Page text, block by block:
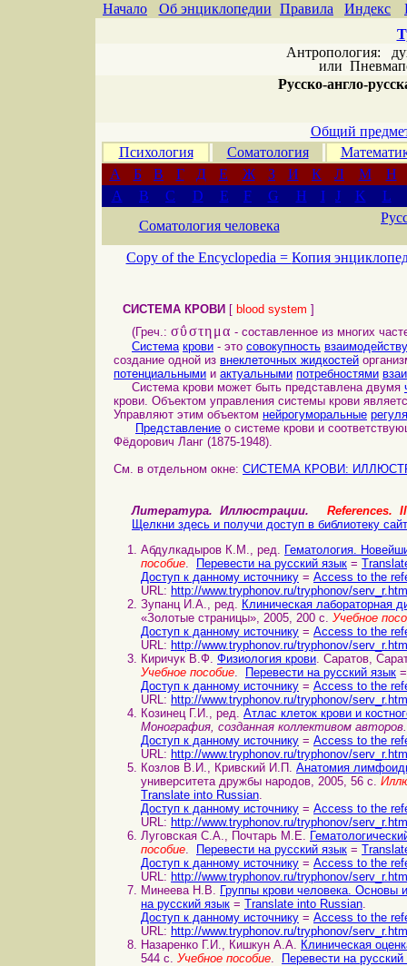
Начало Об энциклопедии Правила Индекс
Антропология:
или
Русско-англо-
Общий
Психология
Соматология
А
Б В Г Д Е Ж З И К Л М
Н
A
B C D E F G H I J K
L
Соматология человека
Copy of the Encyclopedia = Копия
СИСТЕМА КРОВИ [ blood system ]
(Греч.: σΰστημα - составленное из многих
Система крови - это совокупность
создание одной из внеклеточных жидкостей
потенциальными и актуальными потребностями
Система крови может быть представлена двумя
крови. Объектом управления системы крови
Управляют этим объектом нейрогуморальные
Представление о системе крови и
Фёдорович Ланг (1875-1948).
См. в отдельном окне: СИСТЕМА КРОВИ:
Литература. Иллюстрации. References.
Щелкни здесь и получи доступ в библиотеку
Абдулкадыров К.М., ред. Гематология.
пособие. Перевести на русский язык =
Доступ к данному источнику = Access to the
URL: http://www.tryphonov.ru/tryphonov/
Зупанц И.А., ред. Клиническая лабораторная
«Золотые страницы», 2005, 200 с. Учебное
Доступ к данному источнику = Access to the
URL: http://www.tryphonov.ru/tryphonov/
Киричук В.Ф. Физиология крови. Саратов,
Учебное пособие. Перевести на русский язык =
Доступ к данному источнику = Access to the
URL: http://www.tryphonov.ru/tryphonov/
Козинец Г.И., ред. Атлас клеток крови и
Монография, созданная коллективом
Доступ к данному источнику = Access to the
URL: http://www.tryphonov.ru/tryphonov/
Козлов В.И., Кривский И.П. Анатомия
университета дружбы народов, 2005, 56 с.
Translate into Russian.
Доступ к данному источнику = Access to the
URL: http://www.tryphonov.ru/tryphonov/
Луговская С.А., Почтарь М.Е.
пособие. Перевести на русский язык =
Доступ к данному источнику = Access to the
URL: http://www.tryphonov.ru/tryphonov/
Минеева Н.В. Группы крови человека. Основы
на русский язык = Translate into Russian.
Доступ к данному источнику = Access to the
URL: http://www.tryphonov.ru/tryphonov/
Назаренко Г.И., Кишкун А.А. Клиническая
544 с. Учебное пособие.
Перевести на русский